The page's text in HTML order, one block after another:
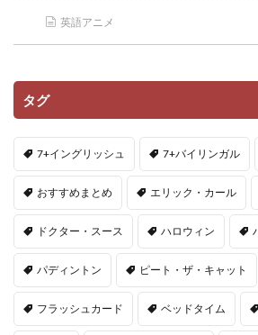
英語アニメ
タグ
7+イングリッシュ 7+バイリンガル
おすすめまとめ エリック・カール
ドクター・スース ハロウィン
パディントン ピート・ザ・キャット
フラッシュカード ベッドタイム